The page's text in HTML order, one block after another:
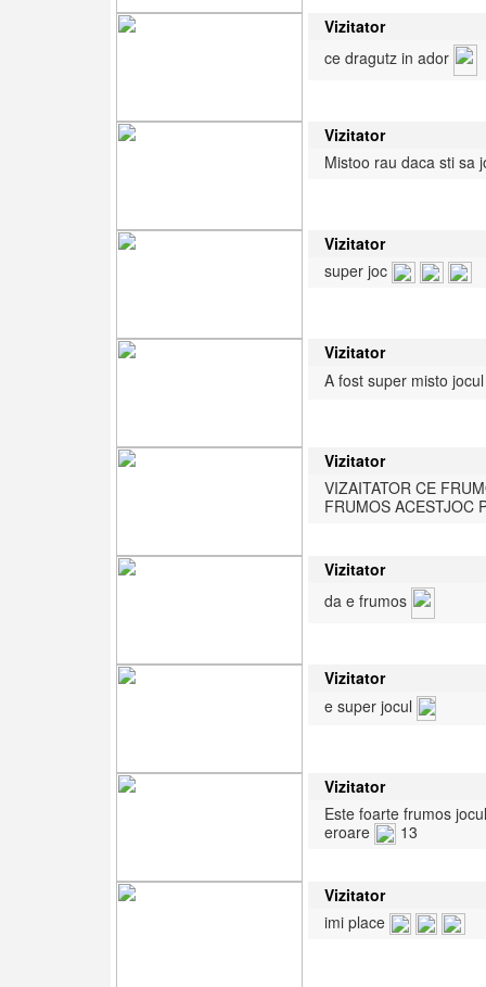
Vizitator
ce dragutz in ador
Vizitator
Mistoo rau daca sti sa
Vizitator
super joc
Vizitator
A fost super misto
Vizitator
VIZAITATOR CE
FRUMOS ACESTJOC
Vizitator
da e frumos
Vizitator
e super jocul
Vizitator
Este foarte frumos
eroare
13
Vizitator
imi place